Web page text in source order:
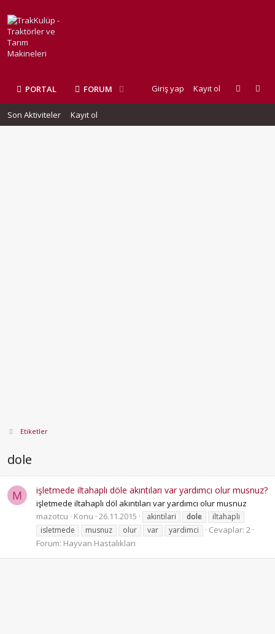
PORTAL FORUM Giriş yap Kayıt ol
Son Aktiviteler Kayıt ol
Etiketler
dole
M işletmede iltahaplı döle akıntıları var yardımcı olur musnuz?
işletmede iltahaplı döl akıntıları var yardımcı olur musnuz
mazotcu
Konu 26.11.2015 akintilari dole
iltahapli
isletmede
musnuz olur var yardimci
Cevaplar: 2
Forum: Hayvan Hastalıkları